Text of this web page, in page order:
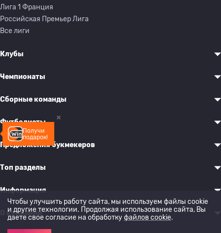
Получи
подарок!
Лига 1 Франция
Российская Премьер Лига
Все лиги
Клубы
Чемпионаты
Сборные команды
Футболисты
Предложения букмекеров
Топ разделы
Информация
О компании
Чтобы улучшить работу сайта, мы используем файлы cookie
и другие технологии. Продолжая использование сайта, Вы
даете свое согласие на обработкуфайлов cookie.